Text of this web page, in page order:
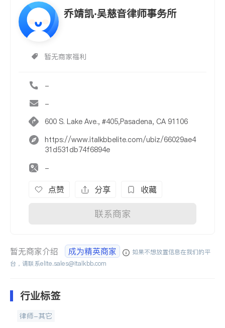
乔靖凯‧吴慈音律师事务所
暂无商家福利
-
-
600 S. Lake Ave., #405,Pasadena, CA 91106
https://www.italkbbelite.com/ubiz/66029ae4
31d531db74f6894e
-
点赞 分享 收藏
联系商家
暂无商家介绍 成为精英商家
如果不想放置信息在我们的平
台，请联系elite.sales@italkbb.com
行业标签
律师-其它